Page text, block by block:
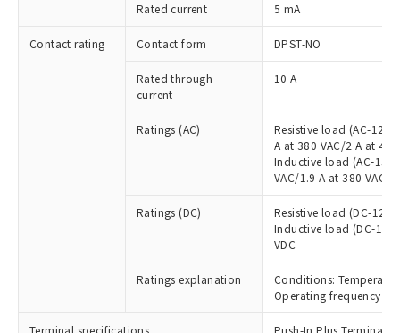
Rated current 5 mA
Contact rating Contact form DPST-NO
Rated through
current
10 A
Ratings (AC)
Resistive load (AC-12):
A at 380 VAC/2 A at 440
Inductive load (AC-15):
VAC/1.9 A at 380 VAC/
Ratings (DC)
Resistive load (DC-12):
Inductive load (DC-13):
VDC
Ratings explanation
Conditions:
Operating frequency
Terminal specifications Push-In Plus Terminal
ご利用条件
以下の条件をお読みいただき、同意のうえ
本サービスは、当社制御機器事業取扱
商品の当社在庫状況および標準価格
(税抜)を提供させていただくもので
当社制御機器事業取扱商品の中には、
本サービスの対象外となる商品もある
在庫状況および標準価格照会結果は、
対応済み：EU RoHS指令（10物質）の
非含有に対応した製品が提供可能な商品で
す。
対応予定：EU RoHS指令（10物質）の非含
有に対応した製品に切り替える予定のある
対応予定なし：EU RoHS指令（10物質）の
非含有に非対応の商品で、対応品を出す予
調査・確認中：EU RoHS指令（10物質）の
非含有の対応状況を調査中または確認中の
非該当品：ライセンス料など無形物で、有
害物質有無と関係のない商品です。
仕入先様の事情により、非含有部品として
いたものが、含有品と判明した場合などや
むを得ず変更することがあります。
「○」：最大均質材料含有率が中国RoHSの
基準値以下であることを示します。
基準値を超えていることを示します。
「－」：未確認です。当社販売部門へお問
い合わせください。
当社は、これら貴社製品のうち、外国
為替および外国貿易法に定める商品